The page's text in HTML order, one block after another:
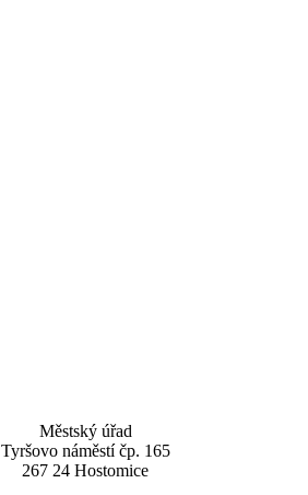
Městský úřad
Tyršovo náměstí čp. 165
267 24 Hostomice